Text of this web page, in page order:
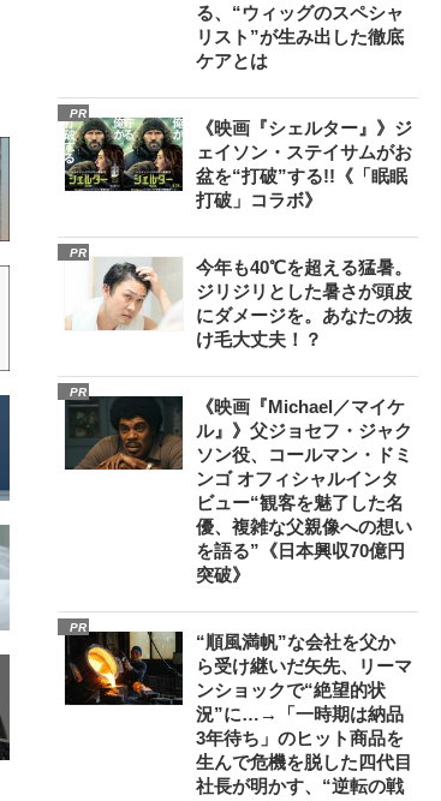
る、“ウィッグのスペシャ
リスト”が生み出した徹底
ケアとは
PR
《映画『シェルター』》ジ
ェイソン・ステイサムがお
盆を“打破”する!!《「眠眠
打破」コラボ》
PR
今年も40℃を超える猛暑。
ジリジリとした暑さが頭皮
にダメージを。あなたの抜
け毛大丈夫！？
PR
《映画『Michael／マイケ
ル』》父ジョセフ・ジャク
ソン役、コールマン・ドミ
ンゴ オフィシャルインタ
ビュー“観客を魅了した名
優、複雑な父親像への想い
を語る”《日本興収70億円
突破》
PR
“順風満帆”な会社を父か
ら受け継いだ矢先、リーマ
ンショックで“絶望的状
況”に…→「一時期は納品
3年待ち」のヒット商品を
生んで危機を脱した四代目
社長が明かす、“逆転の戦